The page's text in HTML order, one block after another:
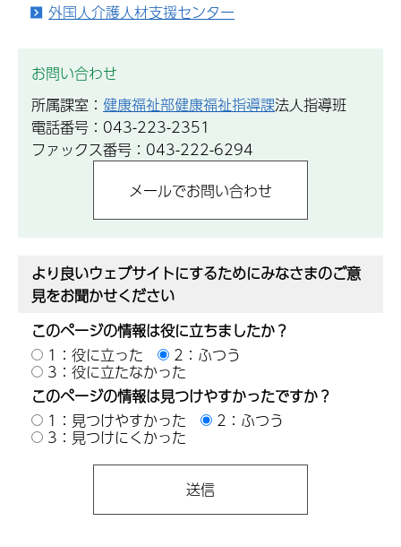
外国人介護人材支援センター
お問い合わせ
所属課室： 健康福祉部健康福祉指導課法人指導班
電話番号：043-223-2351
ファックス番号：043-222-6294
より良いウェブサイトにするためにみなさまのご意
見をお聞かせください
このページの情報は役に立ちましたか？
1：役に立った
2：ふつう
3：役に立たなかった
このページの情報は見つけやすかったですか？
1：見つけやすかった
2：ふつう
3：見つけにくかった